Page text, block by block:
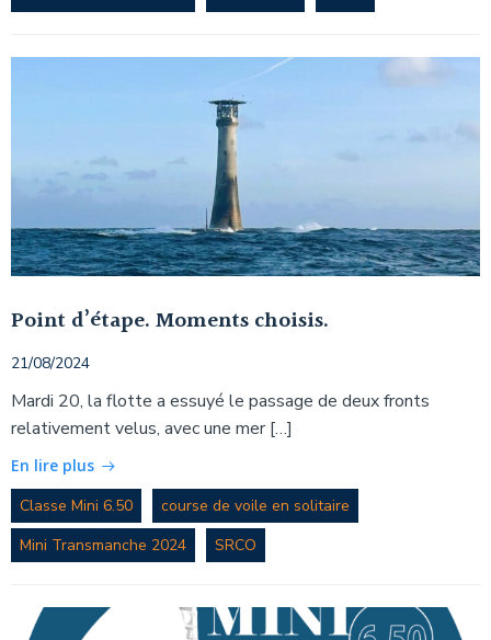
Point d’étape. Moments choisis.
21/08/2024
Mardi 20, la flotte a essuyé le passage de deux fronts
relativement velus, avec une mer […]
En lire plus
Classe Mini 6.50
course de voile en solitaire
Mini Transmanche 2024
SRCO